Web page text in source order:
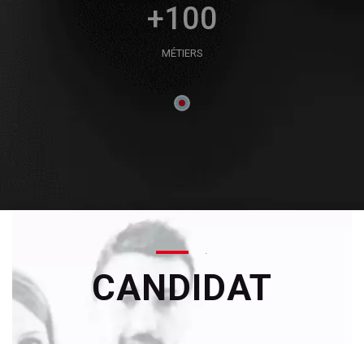
+100
MÉTIERS
.
CANDIDAT